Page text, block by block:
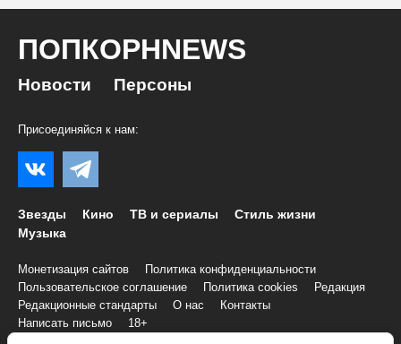
ПОПКОРНNEWS
Новости Персоны
Присоединяйся к нам:
Звезды Кино ТВ и сериалы
Стиль жизни
Музыка
Монетизация сайтов
Политика конфиденциальности
Пользовательское соглашение
Политика cookies
Редакция
Редакционные стандарты
О нас
Контакты
Написать письмо
18+